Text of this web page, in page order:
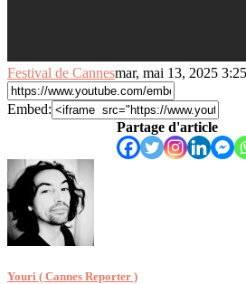
Festival de Cannesmar, mai 13, 2025
Embed:
Partage d'article
Youri ( Cannes Reporter )